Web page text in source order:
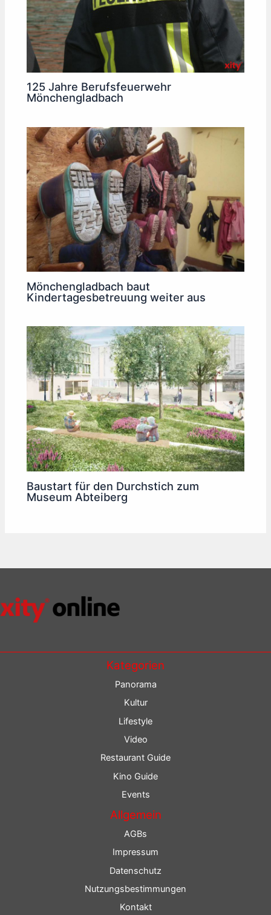
125 Jahre Berufsfeuerwehr
Mönchengladbach
Mönchengladbach baut
Kindertagesbetreuung weiter aus
Baustart für den Durchstich zum
Museum Abteiberg
Kategorien
Panorama
Kultur
Lifestyle
Video
Restaurant Guide
Kino Guide
Events
Allgemein
AGBs
Impressum
Datenschutz
Nutzungsbestimmungen
Kontakt